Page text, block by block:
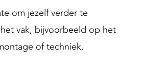
om jezelf verder te
vak, bijvoorbeeld op het
of techniek.